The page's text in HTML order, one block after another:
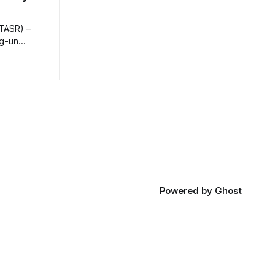
–
un
nešetril
Powered by Ghost